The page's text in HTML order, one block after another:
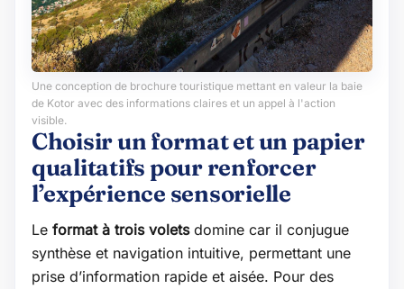
Une conception de brochure touristique mettant en valeur la baie
de Kotor avec des informations claires et un appel à l'action
visible.
Choisir un format et un papier
qualitatifs pour renforcer
l’expérience sensorielle
Le format à trois voletsdomine car il conjugue
synthèse et navigation intuitive, permettant une
prise d’information rapide et aisée. Pour des